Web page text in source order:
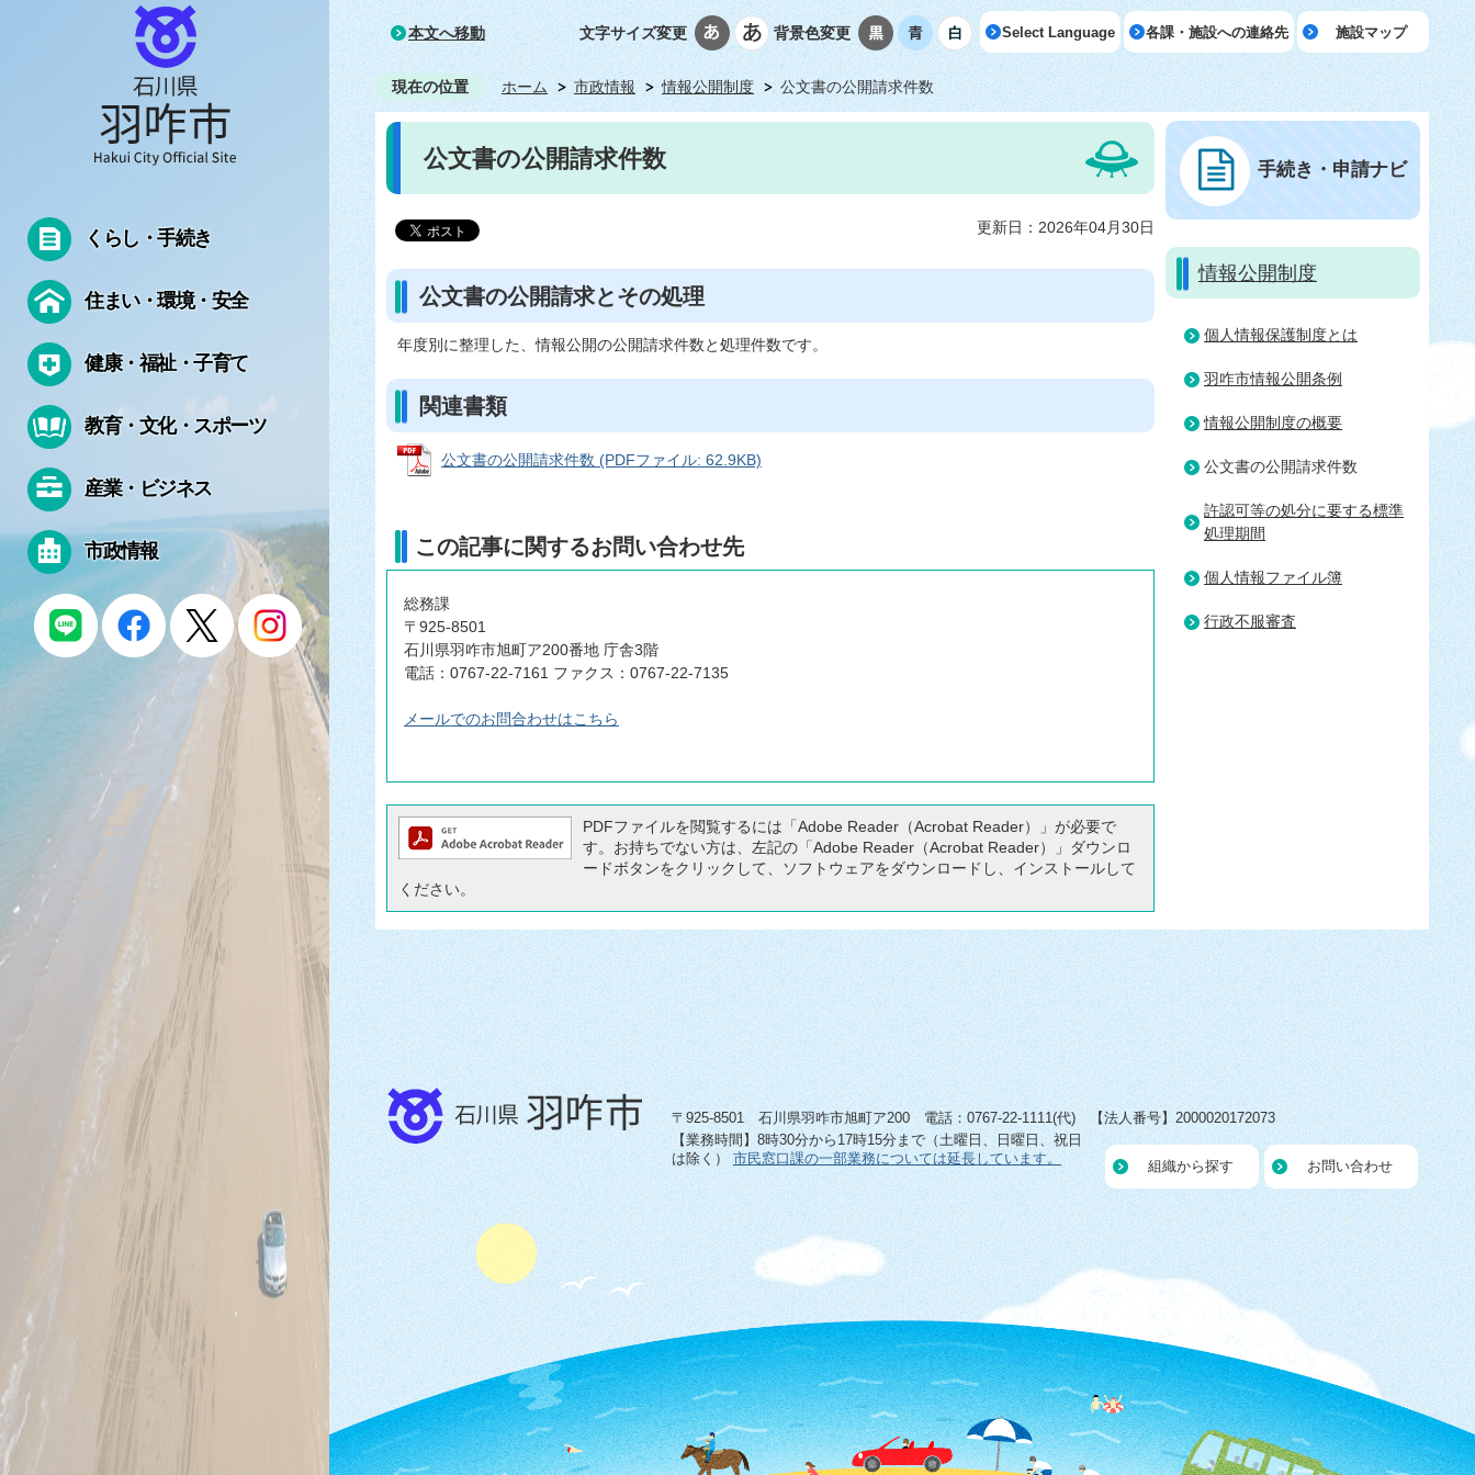
本文へ移動
くらし・手続き
住まい・環境・安全
健康・福祉・子育て
教育・文化・スポーツ
産業・ビジネス
市政情報
文字サイズ変更 背景色変更 Select Language 各課・施設への連絡先 施設マップ
現在の位置 ホーム 市政情報 情報公開制度 公文書の公開請求件数
公文書の公開請求件数
更新日：2026年04月30日
公文書の公開請求とその処理
年度別に整理した、情報公開の公開請求件数と処理件数です。
関連書類
公文書の公開請求件数 (PDFファイル: 62.9KB)
この記事に関するお問い合わせ先
総務課
〒925-8501
石川県羽咋市旭町ア200番地 庁舎3階
電話：0767-22-7161 ファクス：0767-22-7135
メールでのお問合わせはこちら
PDFファイルを閲覧するには「Adobe Reader（Acrobat Reader）」が必要で
す。お持ちでない方は、左記の「Adobe Reader（Acrobat Reader）」ダウンロ
ードボタンをクリックして、ソフトウェアをダウンロードし、インストールして
ください。
手続き・申請ナビ
情報公開制度
個人情報保護制度とは
羽咋市情報公開条例
情報公開制度の概要
公文書の公開請求件数
許認可等の処分に要する標準
処理期間
個人情報ファイル簿
行政不服審査
〒925-8501 石川県羽咋市旭町ア200 電話：0767-22-1111(代) 【法人番号】2000020172073
【業務時間】8時30分から17時15分まで（土曜日、日曜日、祝日
は除く） 市民窓口課の一部業務については延長しています。 組織から探す お問い合わせ